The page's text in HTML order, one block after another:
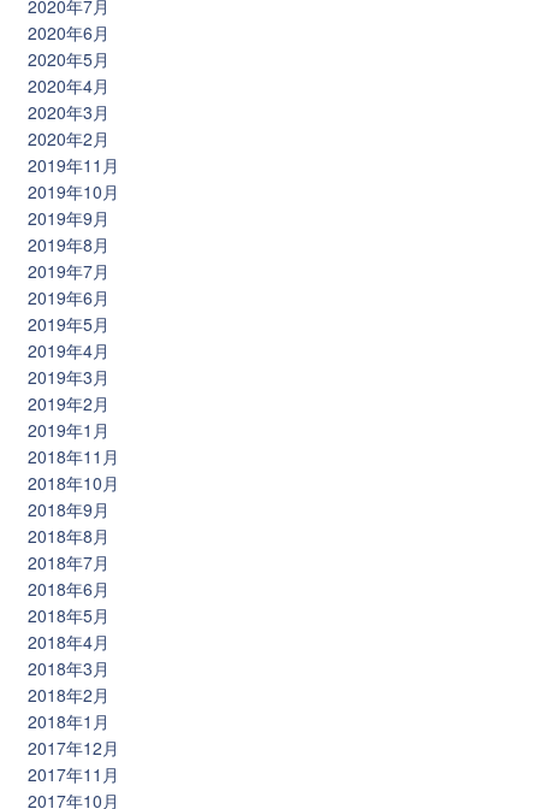
2020年7月
2020年6月
2020年5月
2020年4月
2020年3月
2020年2月
2019年11月
2019年10月
2019年9月
2019年8月
2019年7月
2019年6月
2019年5月
2019年4月
2019年3月
2019年2月
2019年1月
2018年11月
2018年10月
2018年9月
2018年8月
2018年7月
2018年6月
2018年5月
2018年4月
2018年3月
2018年2月
2018年1月
2017年12月
2017年11月
2017年10月